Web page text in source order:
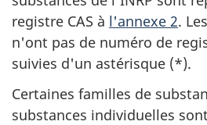
registre CAS à l'annexe 2.
n'ont pas de numéro de
suivies d'un astérisque (*).
Certaines familles de
substances individuelles